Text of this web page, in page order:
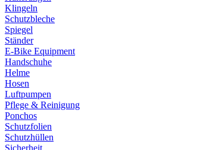
Klingeln
Schutzbleche
Spiegel
Ständer
E-Bike Equipment
Handschuhe
Helme
Hosen
Luftpumpen
Pflege & Reinigung
Ponchos
Schutzfolien
Schutzhüllen
Sicherheit